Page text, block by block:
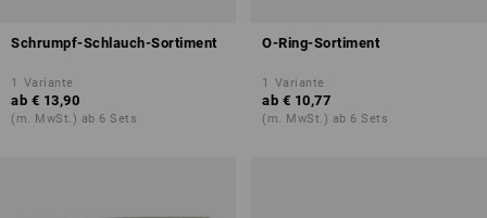
Schrumpf-Schlauch-Sortiment
1 Variante
ab € 13,90
(m. MwSt.) ab 6 Sets
O-Ring-Sortiment
1 Variante
ab € 10,77
(m. MwSt.) ab 6 Sets